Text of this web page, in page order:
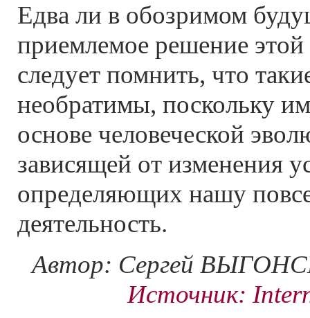
Едва ли в обозримом
приемлемое решение
следует помнить, что
необратимы, поскольку
основе человеческой
зависящей от изменения
определяющих нашу
деятельность.
Автор: Сергей
Источник: